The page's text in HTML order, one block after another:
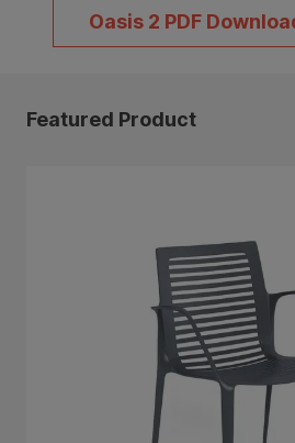
Oasis 2 PDF
Featured Product